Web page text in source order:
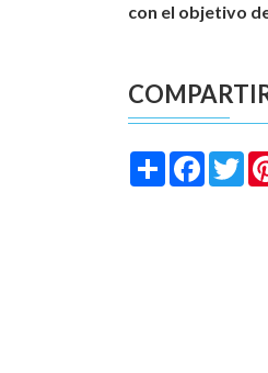
con el objetivo
Share